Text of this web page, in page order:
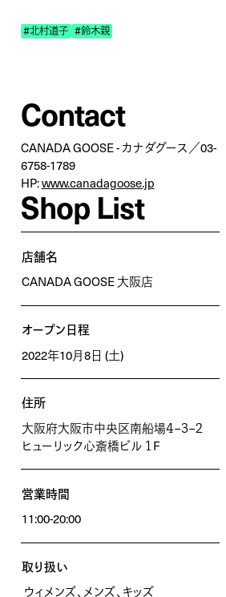
#北村道子 #鈴木親
Contact
CANADA GOOSE - カナダグース／03-
6758-1789
HP:www.canadagoose.jp
Shop List
店舗名
CANADA GOOSE 大阪店
オープン日程
2022年10月8日 (土)
住所
大阪府大阪市中央区南船場４–３–２
ヒューリック心斎橋ビル １ F
営業時間
11:00-20:00
取り扱い
ウィメンズ、メンズ、キッズ